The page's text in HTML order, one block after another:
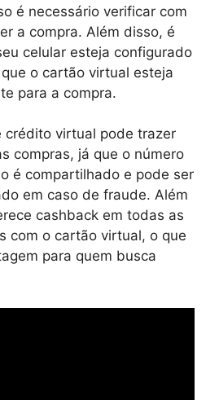
é necessário verificar com
a compra. Além disso, é
celular esteja configurado
o cartão virtual esteja
para a compra.
crédito virtual pode trazer
compras, já que o número
é compartilhado e pode ser
em caso de fraude. Além
cashback em todas as
com o cartão virtual, o que
para quem busca